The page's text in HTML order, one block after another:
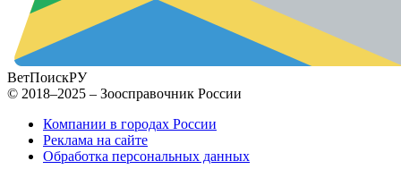
ВетПоискРУ
© 2018–2025 – Зоосправочник России
Компании в городах России
Реклама на сайте
Обработка персональных данных